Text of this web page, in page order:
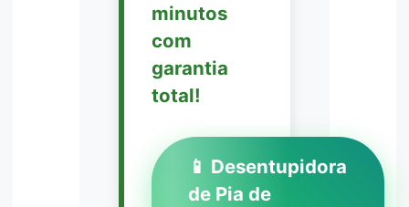
minutos
com
garantia
total!
📱 Desentupidora
de Pia de